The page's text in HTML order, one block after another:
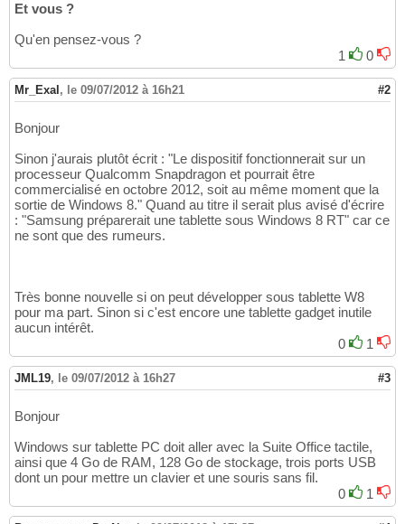
Et vous ?
Qu'en pensez-vous ?
1
0
Mr_Exal , le 09/07/2012 à 16h21 #2
Bonjour
Sinon j'aurais plutôt écrit : "Le dispositif fonctionnerait sur un
processeur Qualcomm Snapdragon et pourrait être
commercialisé en octobre 2012, soit au même moment que la
sortie de Windows 8." Quand au titre il serait plus avisé d'écrire
: "Samsung préparerait une tablette sous Windows 8 RT" car ce
ne sont que des rumeurs.
Très bonne nouvelle si on peut développer sous tablette W8
pour ma part. Sinon si c'est encore une tablette gadget inutile
aucun intérêt.
0
1
JML19, le 09/07/2012 à 16h27 #3
Bonjour
Windows sur tablette PC doit aller avec la Suite Office tactile,
ainsi que 4 Go de RAM, 128 Go de stockage, trois ports USB
dont un pour mettre un clavier et une souris sans fil.
0
1